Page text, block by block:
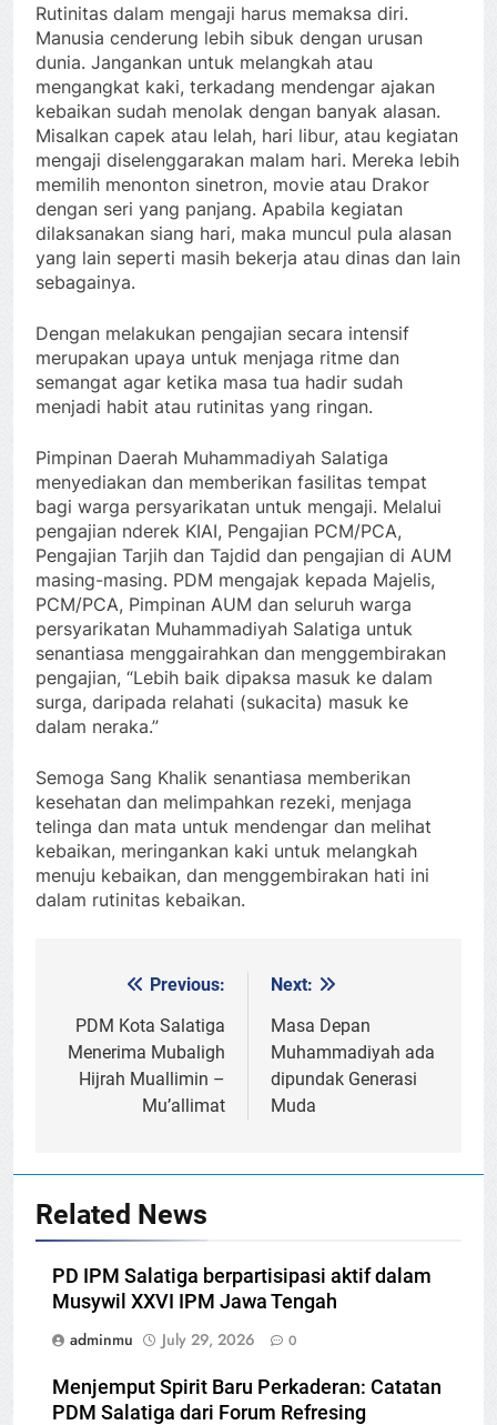
Rutinitas dalam mengaji harus memaksa diri.
Manusia cenderung lebih sibuk dengan urusan
dunia. Jangankan untuk melangkah atau
mengangkat kaki, terkadang mendengar ajakan
kebaikan sudah menolak dengan banyak alasan.
Misalkan capek atau lelah, hari libur, atau kegiatan
mengaji diselenggarakan malam hari. Mereka lebih
memilih menonton sinetron, movie atau Drakor
dengan seri yang panjang. Apabila kegiatan
dilaksanakan siang hari, maka muncul pula alasan
yang lain seperti masih bekerja atau dinas dan lain
sebagainya.
Dengan melakukan pengajian secara intensif
merupakan upaya untuk menjaga ritme dan
semangat agar ketika masa tua hadir sudah
menjadi habit atau rutinitas yang ringan.
Pimpinan Daerah Muhammadiyah Salatiga
menyediakan dan memberikan fasilitas tempat
bagi warga persyarikatan untuk mengaji. Melalui
pengajian nderek KIAI, Pengajian PCM/PCA,
Pengajian Tarjih dan Tajdid dan pengajian di AUM
masing-masing. PDM mengajak kepada Majelis,
PCM/PCA, Pimpinan AUM dan seluruh warga
persyarikatan Muhammadiyah Salatiga untuk
senantiasa menggairahkan dan menggembirakan
pengajian, “Lebih baik dipaksa masuk ke dalam
surga, daripada relahati (sukacita) masuk ke
dalam neraka.”
Semoga Sang Khalik senantiasa memberikan
kesehatan dan melimpahkan rezeki, menjaga
telinga dan mata untuk mendengar dan melihat
kebaikan, meringankan kaki untuk melangkah
menuju kebaikan, dan menggembirakan hati ini
dalam rutinitas kebaikan.
navigation
Previous:
PDM Kota Salatiga
Menerima Mubaligh
Hijrah Muallimin –
Mu’allimat
Next:
Masa Depan
Muhammadiyah ada
dipundak Generasi
Muda
Related News
PD IPM Salatiga berpartisipasi aktif dalam
Musywil XXVI IPM Jawa Tengah
adminmu
July 29, 2026 0
Menjemput Spirit Baru Perkaderan: Catatan
PDM Salatiga dari Forum Refresing